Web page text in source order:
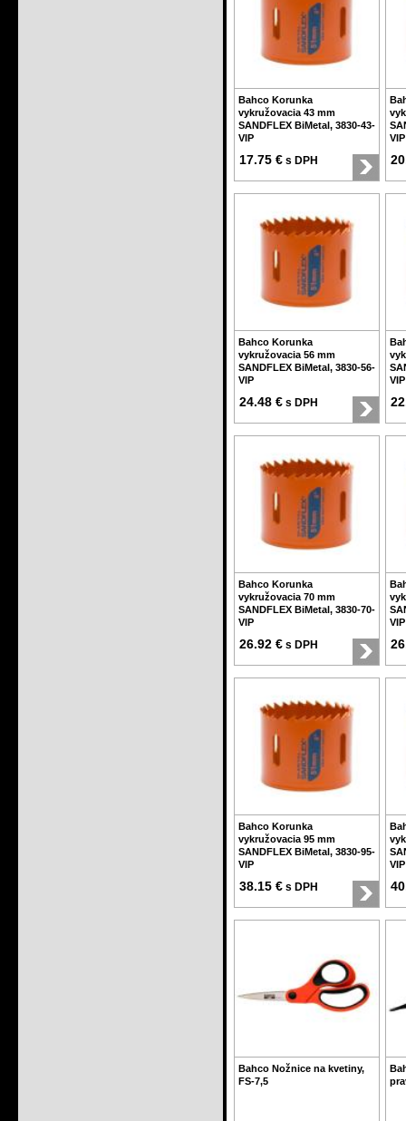
Bahco Korunka
vykružovacia 43 mm
SANDFLEX BiMetal, 3830-43-
VIP
17.75 € s DPH
VIP
Bahco Korunka
vykružovacia 56 mm
SANDFLEX BiMetal, 3830-56-
VIP
24.48 € s DPH
VIP
Bahco Korunka
vykružovacia 70 mm
SANDFLEX BiMetal, 3830-70-
VIP
26.92 € s DPH
VIP
Bahco Korunka
vykružovacia 95 mm
SANDFLEX BiMetal, 3830-95-
VIP
38.15 € s DPH
VIP
Bahco Nožnice na kvetiny,
FS-7,5